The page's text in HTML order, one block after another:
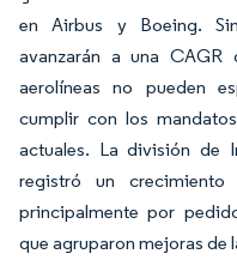
en Airbus y Boeing.
avanzarán a una CAGR
aerolíneas no pueden
cumplir con los
actuales. La división de
registró un
principalmente por
que agruparon mejoras de